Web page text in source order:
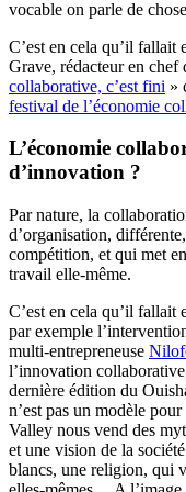
vocable on parle de
C’est en cela qu’il fallait
Grave, rédacteur en chef
collaborative, c’est fini »
festival de l’économie
L’économie
d’innovation ?
Par nature, la
d’organisation,
compétition, et qui met
travail elle-même.
C’est en cela qu’il fallait
par exemple
multi-entrepreneuse
l’innovation
dernière édition du
n’est pas un modèle
Valley nous vend des
et une vision de la
blancs, une religion, qui